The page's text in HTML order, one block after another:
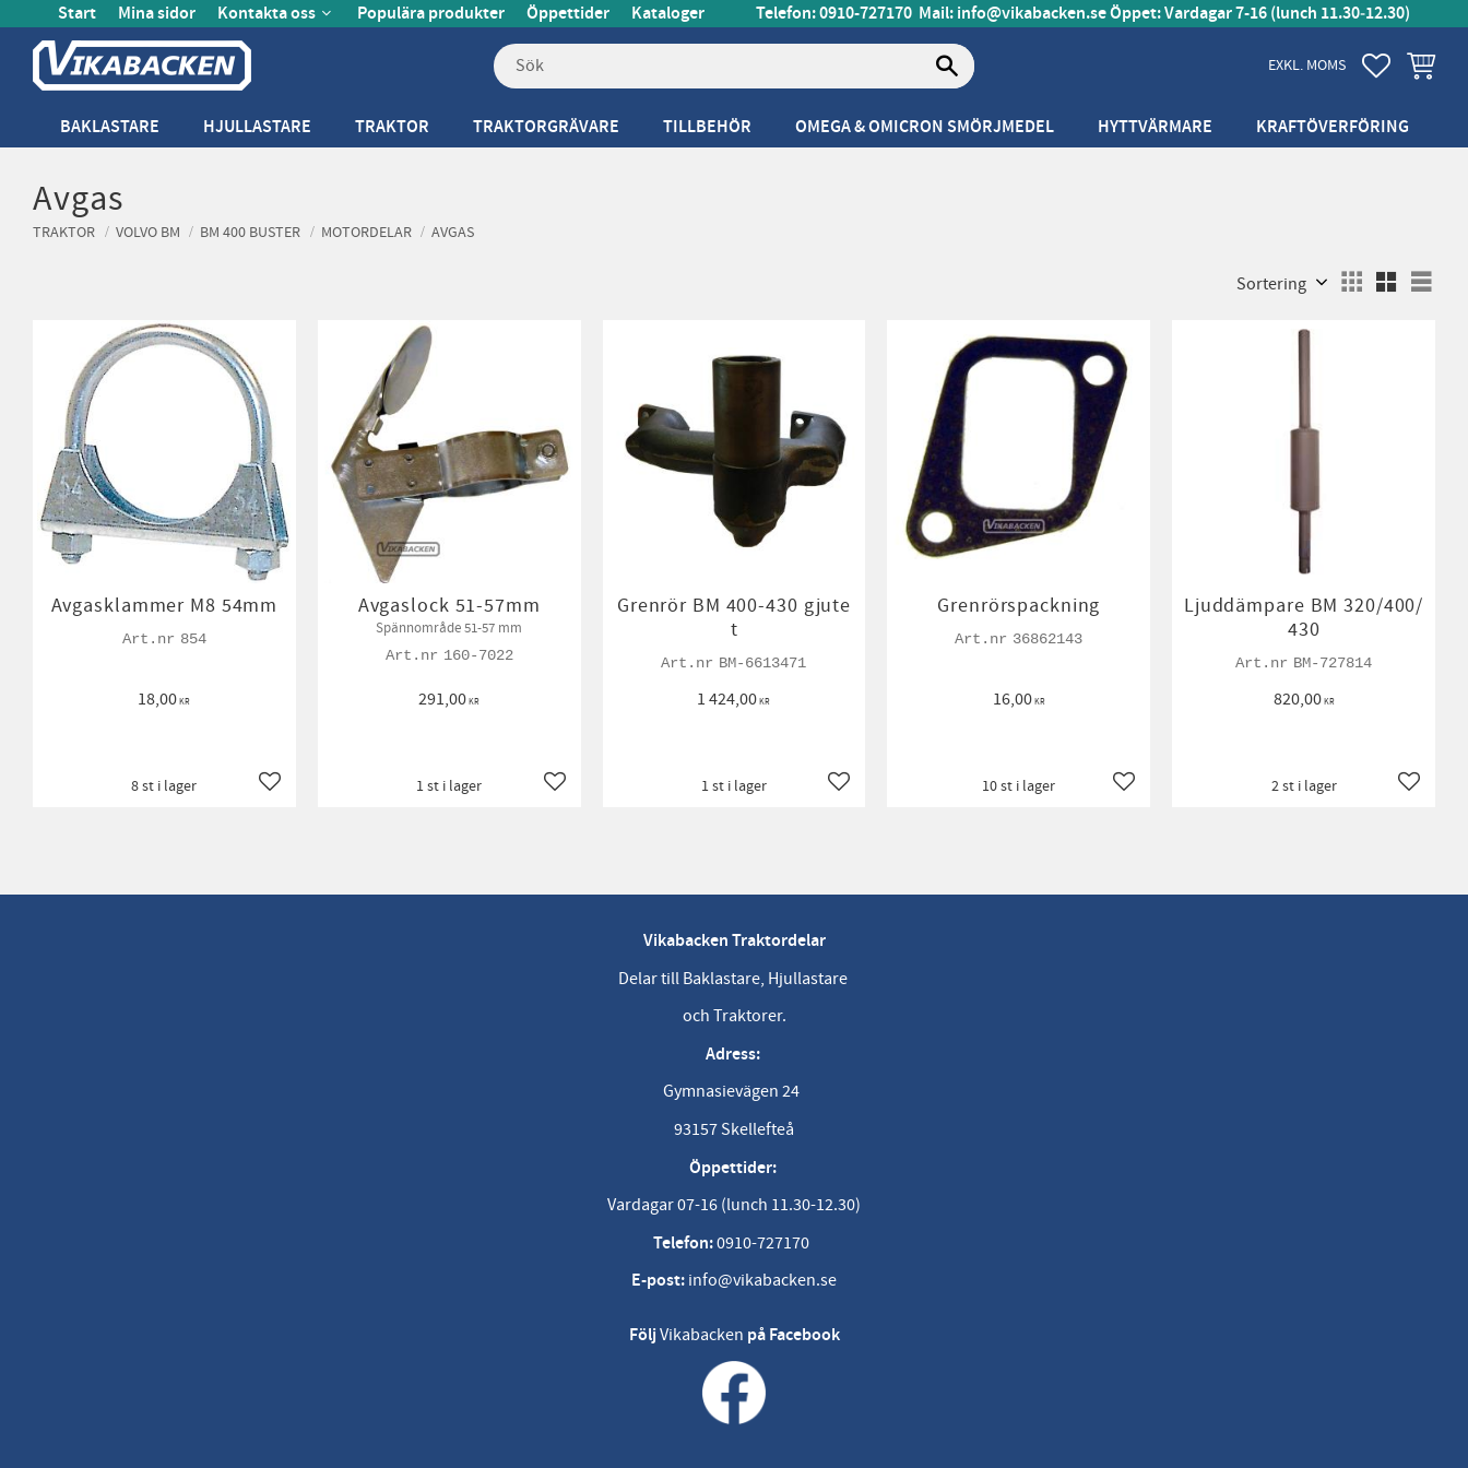
Start Mina sidor Kontakta oss Populära produkter Öppettider Kataloger Telefon: 0910-727170 Mail:info@vikabacken.seÖppet: Vardagar 7-16 (lunch 11.30‑12.30)
EXKL. MOMS FAVORITER
BAKLASTARE HJULLASTARE TRAKTOR TRAKTORGRÄVARE TILLBEHÖR OMEGA & OMICRON SMÖRJMEDEL HYTTVÄRMARE KRAFTÖVERFÖRING
Avgas
TRAKTOR VOLVO BM BM 400 BUSTER MOTORDELAR AVGAS
Avgasklammer M8 54mm
854
18,00KR
Lägg till i favoriter
8 st i lager
Avgaslock 51-57mm
Spännområde 51-57 mm
160-7022
291,00KR
Lägg till i favoriter
1 st i lager
Grenrör BM 400-430 gjute
t
BM-6613471
1 424,00KR
Lägg till i favoriter
1 st i lager
Grenrörspackning
36862143
16,00KR
Lägg till i favoriter
10 st i lager
Ljuddämpare BM 320/400/
430
BM-727814
820,00KR
Lägg
2 st i lager
Vikabacken Traktordelar
Delar till Baklastare, Hjullastare
och Traktorer.
Adress:
Gymnasievägen 24
93157 Skellefteå
Öppettider:
Vardagar 07-16 (lunch 11.30-12.30)
Telefon:0910-727170
E-post: info@vikabacken.se
FöljVikabacken på Facebook